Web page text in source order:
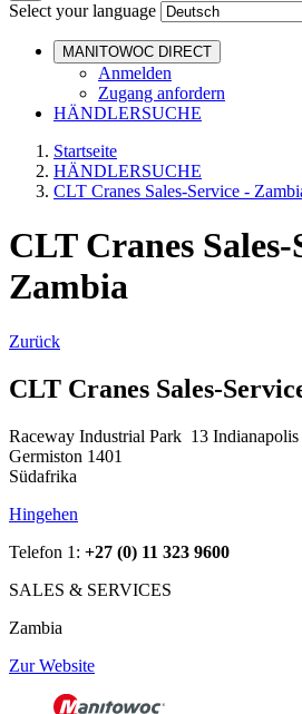
Select your language
MANITOWOC DIRECT
Anmelden
Zugang anfordern
HÄNDLERSUCHE
Startseite
HÄNDLERSUCHE
CLT Cranes Sales-Service -
CLT Cranes Sales-
Zambia
Zurück
CLT Cranes Sales-
Raceway Industrial Park 13
Germiston 1401
Südafrika
Hingehen
Telefon 1: +27 (0) 11 323 9600
SALES & SERVICES
Zambia
Zur Website